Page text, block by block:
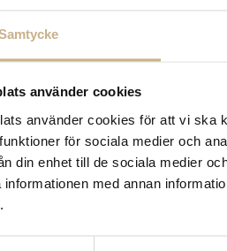
använder cookies
använder cookies för att vi ska
för sociala medier och
din enhet till de sociala medier
informationen med annan